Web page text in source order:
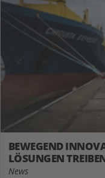
BEWEGEND
LÖSUNGEN
AUTOMATISIERUNG
News